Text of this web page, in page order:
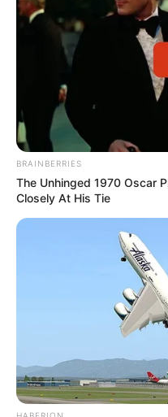
BRAINBERRIES
The Unhinged 1970 Oscar
Closely At His Tie